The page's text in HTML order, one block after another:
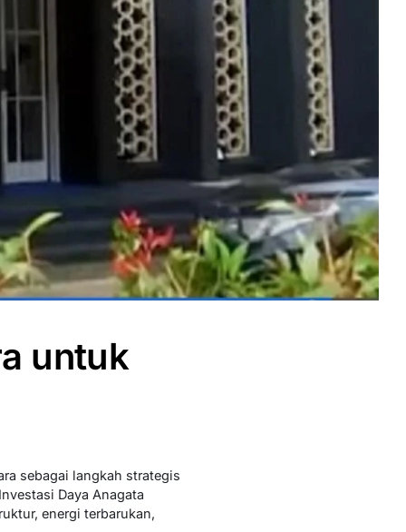
untuk
sebagai langkah strategis
Daya Anagata
energi terbarukan,